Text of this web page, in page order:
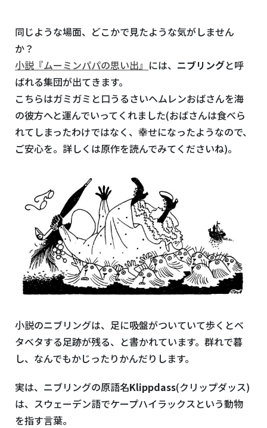
同じような場面、どこかで見たような気がしません
か？
小説『ムーミンパパの思い出』 には、 ニブリングと呼
ばれる集団が出てきます。
こちらはガミガミと口うるさいヘムレンおばさんを海
の彼方へと運んでいってくれました(おばさんは食べら
れてしまったわけではなく、幸せになったようなので、
ご安心を。詳しくは原作を読んでみてくださいね)。
小説のニブリングは、足に吸盤がついていて歩くとベ
タベタする足跡が残る、と書かれています。群れで暮
し、なんでもかじったりかんだりします。
実は、ニブリングの原語名Klippdass(クリップダッス)
は、スウェーデン語でケープハイラックスという動物
を指す言葉。